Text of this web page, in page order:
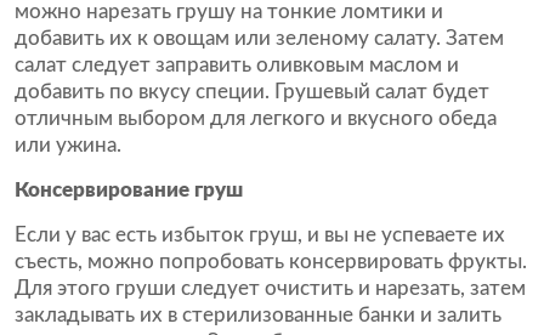
можно нарезать грушу на тонкие ломтики и
добавить их к овощам или зеленому салату. Затем
салат следует заправить оливковым маслом и
добавить по вкусу специи. Грушевый салат будет
отличным выбором для легкого и вкусного обеда
или ужина.
Консервирование груш
Если у вас есть избыток груш, и вы не успеваете их
съесть, можно попробовать консервировать фрукты.
Для этого груши следует очистить и нарезать, затем
закладывать их в стерилизованные банки и залить